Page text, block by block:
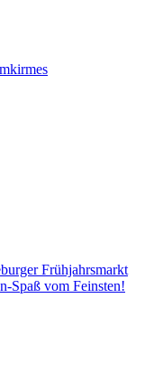
Frühjahrsmarkt
Spaß vom Feinsten!